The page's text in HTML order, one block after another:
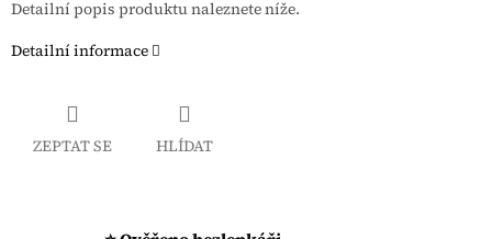
Detailní popis produktu naleznete níže.
Detailní informace
ZEPTAT SE HLÍDAT